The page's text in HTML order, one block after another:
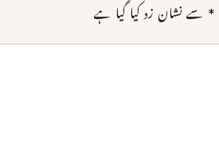
* سے نشان زد کیا گیا ہے